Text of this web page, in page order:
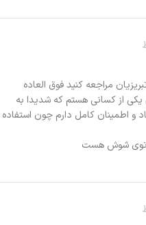
مراجعه کنید فوق العاده
از کسانی هستم که شدیدا به
و اطمینان کامل دارم چون استفاده
توی شوش هست